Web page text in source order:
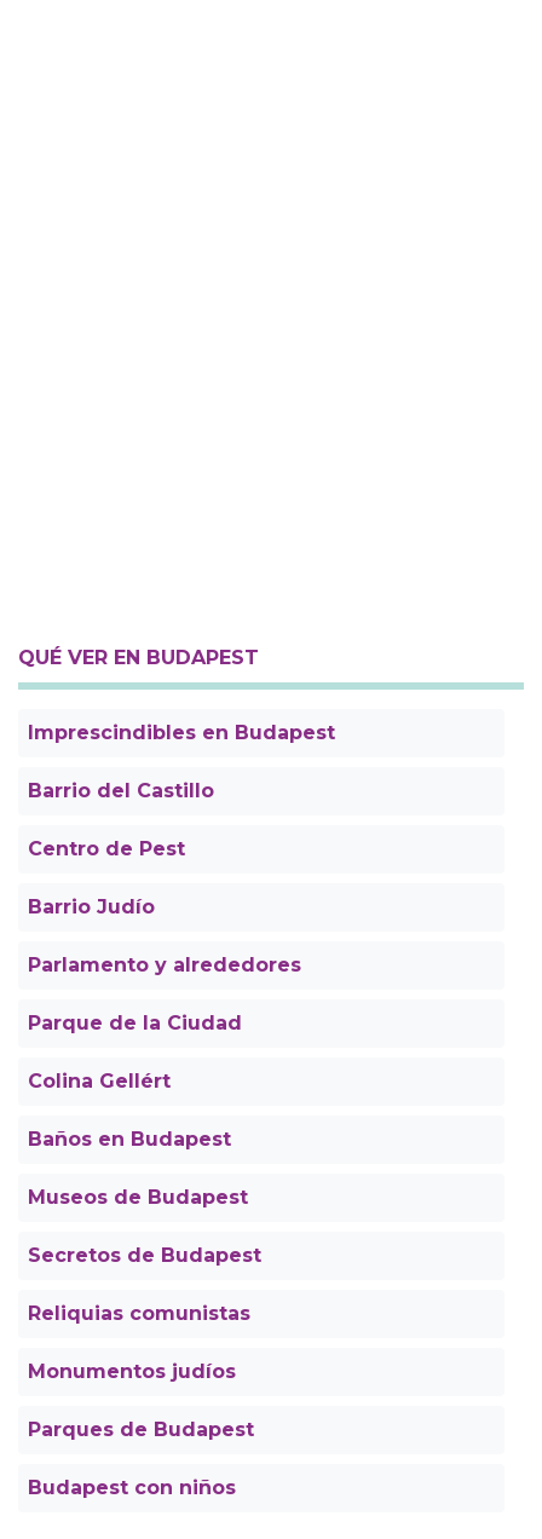
QUÉ VER EN BUDAPEST
Imprescindibles en Budapest
Barrio del Castillo
Centro de Pest
Barrio Judío
Parlamento y alrededores
Parque de la Ciudad
Colina Gellért
Baños en Budapest
Museos de Budapest
Secretos de Budapest
Reliquias comunistas
Monumentos judíos
Parques de Budapest
Budapest con niños